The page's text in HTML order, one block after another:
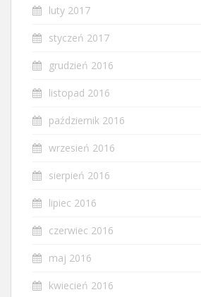
luty 2017
styczeń 2017
grudzień 2016
listopad 2016
październik 2016
wrzesień 2016
sierpień 2016
lipiec 2016
czerwiec 2016
maj 2016
kwiecień 2016